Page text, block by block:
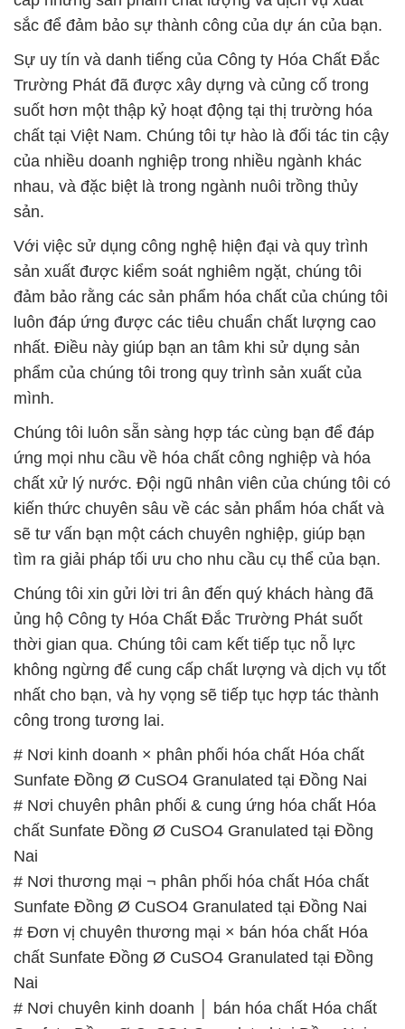
Với việc sử dụng công nghệ hiện đại và quy trình
sản xuất được kiểm soát nghiêm ngặt, chúng tôi
đảm bảo rằng các sản phẩm hóa chất của chúng tôi
luôn đáp ứng được các tiêu chuẩn chất lượng cao
nhất. Điều này giúp bạn an tâm khi sử dụng sản
phẩm của chúng tôi trong quy trình sản xuất của
mình.
Chúng tôi luôn sẵn sàng hợp tác cùng bạn để đáp
ứng mọi nhu cầu về hóa chất công nghiệp và hóa
chất xử lý nước. Đội ngũ nhân viên của chúng tôi có
kiến thức chuyên sâu về các sản phẩm hóa chất và
sẽ tư vấn bạn một cách chuyên nghiệp, giúp bạn
tìm ra giải pháp tối ưu cho nhu cầu cụ thể của bạn.
Chúng tôi xin gửi lời tri ân đến quý khách hàng đã
ủng hộ Công ty Hóa Chất Đắc Trường Phát suốt
thời gian qua. Chúng tôi cam kết tiếp tục nỗ lực
không ngừng để cung cấp chất lượng và dịch vụ tốt
nhất cho bạn, và hy vọng sẽ tiếp tục hợp tác thành
công trong tương lai.
# Nơi kinh doanh × phân phối hóa chất Hóa chất
Sunfate Đồng Ø CuSO4 Granulated tại Đồng Nai
# Nơi chuyên phân phối & cung ứng hóa chất Hóa
chất Sunfate Đồng Ø CuSO4 Granulated tại Đồng
Nai
# Nơi thương mại ¬ phân phối hóa chất Hóa chất
Sunfate Đồng Ø CuSO4 Granulated tại Đồng Nai
# Đơn vị chuyên thương mại × bán hóa chất Hóa
chất Sunfate Đồng Ø CuSO4 Granulated tại Đồng
Nai
# Nơi chuyên kinh doanh │ bán hóa chất Hóa chất
Sunfate Đồng Ø CuSO4 Granulated tại Đồng Nai
# Công ty cung cấp _ cung ứng hóa chất Hóa chất
Sunfate Đồng Ø CuSO4 Granulated tại Đồng Nai
# Đơn vị chuyên thương mại → bán hóa chất Hóa
chất Sunfate Đồng Ø CuSO4 Granulated tại Đồng
Nai
# Cty chuyên phân phối [ thương mại ] hóa chất
Hóa chất Sunfate Đồng Ø CuSO4 Granulated tại
Đồng Nai